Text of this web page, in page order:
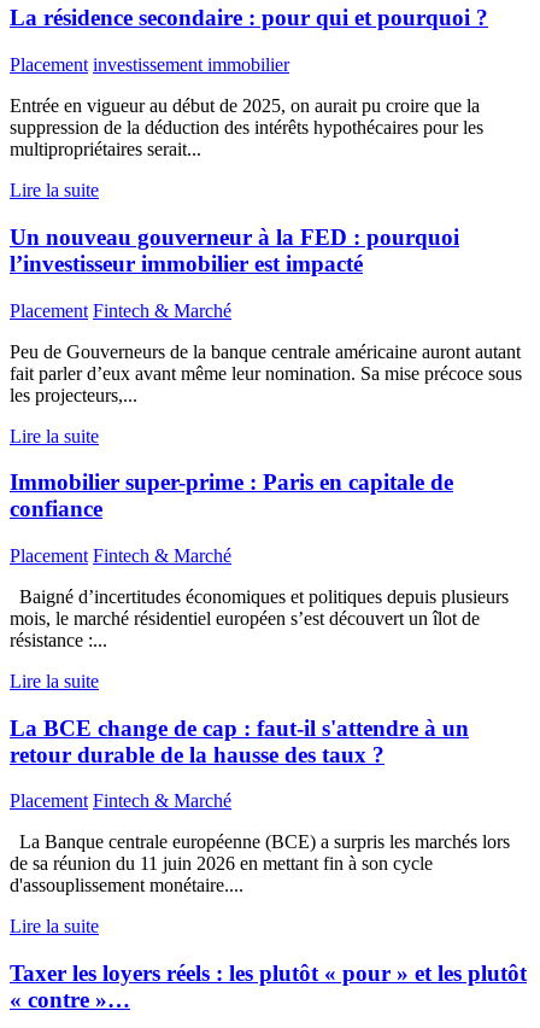
La résidence secondaire : pour qui et pourquoi ?
Placement investissement immobilier
Entrée en vigueur au début de 2025, on aurait pu croire que la
suppression de la déduction des intérêts hypothécaires pour les
multipropriétaires serait...
Lire la suite
Un nouveau gouverneur à la FED : pourquoi
l’investisseur immobilier est impacté
Placement Fintech & Marché
Peu de Gouverneurs de la banque centrale américaine auront autant
fait parler d’eux avant même leur nomination. Sa mise précoce sous
les projecteurs,...
Lire la suite
Immobilier super-prime : Paris en capitale de
confiance
Placement Fintech & Marché
Baigné d’incertitudes économiques et politiques depuis plusieurs
mois, le marché résidentiel européen s’est découvert un îlot de
résistance :...
Lire la suite
La BCE change de cap : faut-il s'attendre à un
retour durable de la hausse des taux ?
Placement Fintech & Marché
La Banque centrale européenne (BCE) a surpris les marchés lors
de sa réunion du 11 juin 2026 en mettant fin à son cycle
d'assouplissement monétaire....
Lire la suite
Taxer les loyers réels : les plutôt « pour » et les plutôt
« contre »…